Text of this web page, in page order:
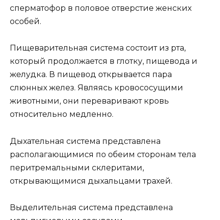
сперматофор в половое отверстие женских
особей.
Пищеварительная система состоит из рта,
который продолжается в глотку, пищевода и
желудка. В пищевод открывается пара
слюнных желез. Являясь кровососущими
животными, они переваривают кровь
относительно медленно.
Дыхательная система представлена
располагающимися по обеим сторонам тела
перитремальными склеритами,
открывающимися дыхальцами трахей.
Выделительная система представлена